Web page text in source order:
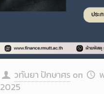
วทันยา ปักษาศร on
2025